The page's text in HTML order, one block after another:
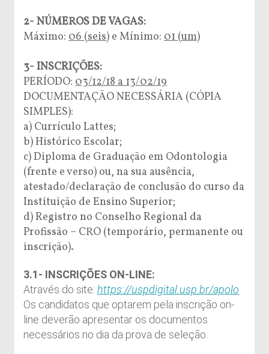
2- NÚMEROS DE VAGAS:
Máximo: 06 (seis) e Mínimo: 01 (um)
3- INSCRIÇÕES:
PERÍODO: 03/12/18 a 13/02/19
DOCUMENTAÇÃO NECESSÁRIA (CÓPIA
SIMPLES):
a) Currículo Lattes;
b) Histórico Escolar;
c) Diploma de Graduação em Odontologia
(frente e verso) ou, na sua ausência,
atestado/declaração de conclusão do curso da
Instituição de Ensino Superior;
d) Registro no Conselho Regional da
Profissão – CRO (temporário, permanente ou
inscrição).
3.1- INSCRIÇÕES ON-LINE:
Através do site: https://uspdigital.usp.br/apolo
Os candidatos que optarem pela inscrição on-
line deverão apresentar os documentos
necessários no dia da prova de seleção.